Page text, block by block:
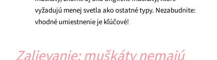
vyžadujú menej svetla ako ostatné typy. Nezabudnite:
vhodné umiestnenie je kľúčové!
Zalievanie: muškáty nemajú